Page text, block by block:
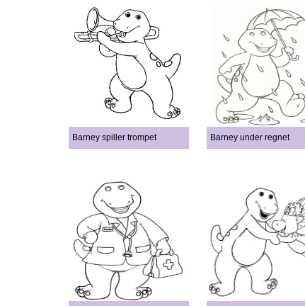
Barney spiller trompet Barney under regnet